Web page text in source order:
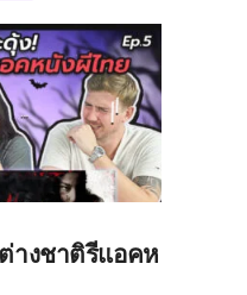
างชาติรีแอคห